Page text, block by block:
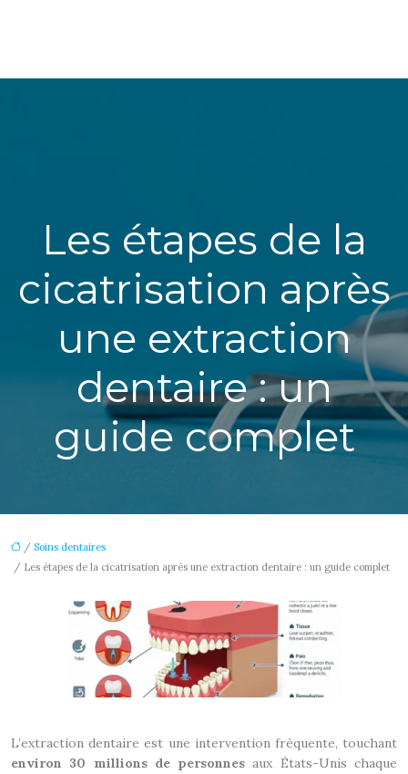
Les étapes de la
cicatrisation après
une extraction
dentaire : un
guide complet
/ Soins dentaires
/ Les étapes de la cicatrisation après une extraction dentaire : un guide complet
L’extraction dentaire est une intervention fréquente, touchant
environ 30 millions de personnesaux États-Unis chaque